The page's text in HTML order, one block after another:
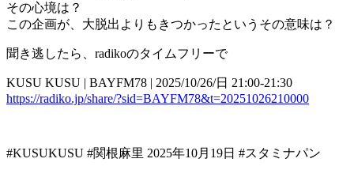
その心境は？
この企画が、大脱出よりもきつかったというその意味は？
聞き逃したら、radikoのタイムフリーで
KUSU KUSU | BAYFM78 | 2025/10/26/日 21:00-21:30
https://radiko.jp/share/?sid=BAYFM78&t=20251026210000
#KUSUKUSU #関根麻里 2025年10月19日 #スタミナパン